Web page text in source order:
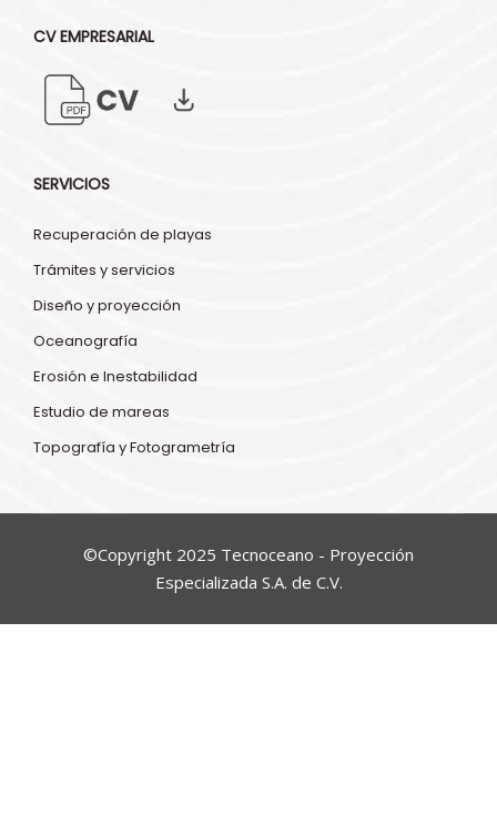
CV EMPRESARIAL
SERVICIOS
Recuperación de playas
Trámites y servicios
Diseño y proyección
Oceanografía
Erosión e Inestabilidad
Estudio de mareas
Topografía y Fotogrametría
©Copyright 2025 Tecnoceano - Proyección
Especializada S.A. de C.V.